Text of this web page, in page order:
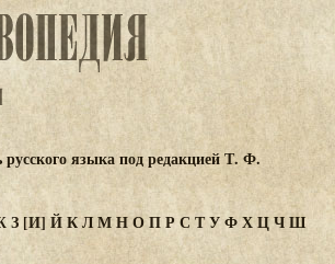
языка под редакцией Т. Ф.
З [И] ЙКЛМНОПРС ТУФХЦЧШ